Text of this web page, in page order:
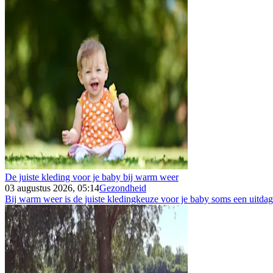
De juiste kleding voor je baby bij warm weer
03 augustus 2026, 05:14Gezondheid
Bij warm weer is de juiste kledingkeuze voor je baby soms een